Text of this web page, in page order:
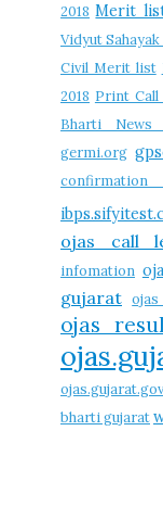
2018 Merit
Vidyut
Civil Merit list
2018 Print
Bharti News
germi.org
confirmation
ojas call
infomation
gujarat
ojas
bharti gujarat